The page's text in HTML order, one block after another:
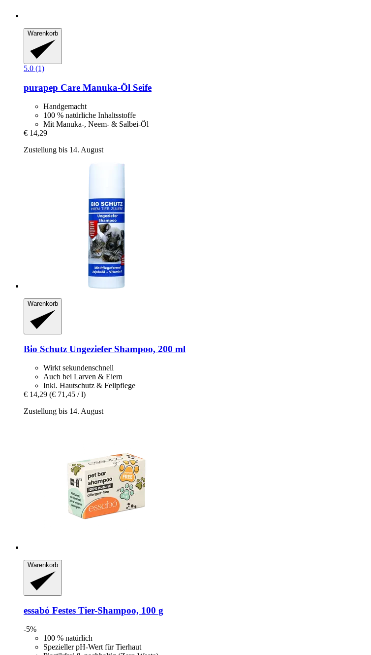
Warenkorb
5.0 (1)
purapep Care Manuka-​Öl Seife
Handgemacht
100 % natürliche Inhaltsstoffe
Mit Manuka-, Neem- & Salbei-Öl
€ 14,29
Zustellung bis 14. August
Warenkorb
Bio Schutz Ungeziefer Shampoo, 200 ml
Wirkt sekundenschnell
Auch bei Larven & Eiern
Inkl. Hautschutz & Fellpflege
€ 14,29 (€ 71,45 / l)
Zustellung bis 14. August
Warenkorb
essabó Festes Tier-​Shampoo, 100 g
-5%
100 % natürlich
Spezieller pH-Wert für Tierhaut